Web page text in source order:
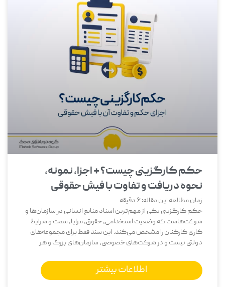
حکم کارگزینی چیست؟ + اجزا، نمونه،
نحوه دریافت و تفاوت با فیش حقوقی
زمان مطالعه این مقاله:6 دقیقه
حکم کارگزینی یکی از مهم‌ترین اسناد منابع انسانی در سازمان‌ها و
شرکت‌هاست که وضعیت استخدامی، حقوق، مزایا، سمت و شرایط
کاری کارکنان را مشخص می‌کند. این سند فقط برای مجموعه‌های
دولتی نیست و در شرکت‌های خصوصی، سازمان‌های بزرگ و هر
اطلاعات بیشتر